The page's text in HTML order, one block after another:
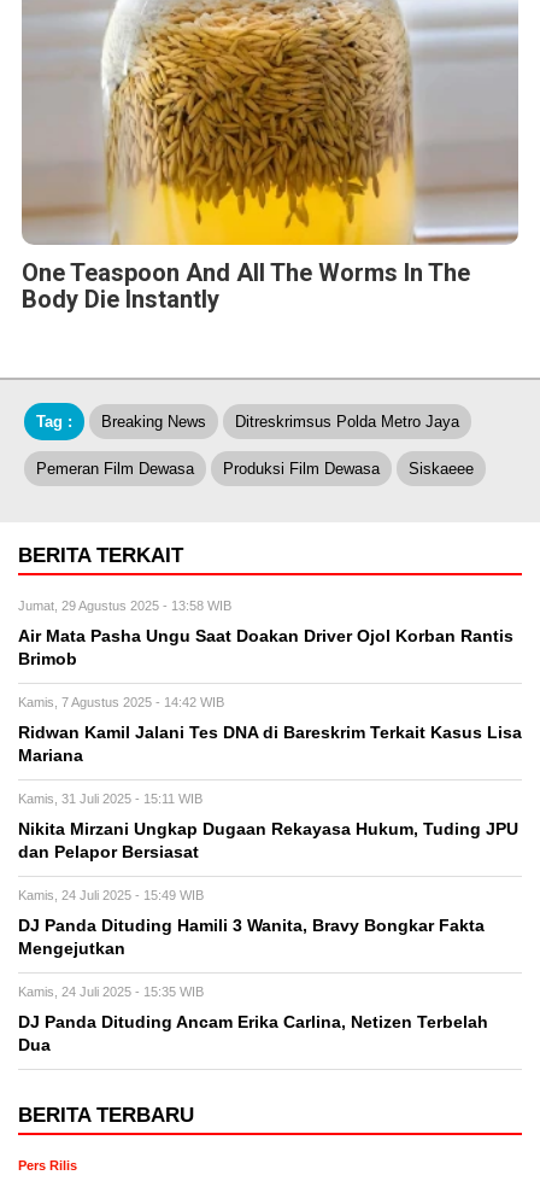
One Teaspoon And All The Worms In The
Body Die Instantly
Tag : Breaking News Ditreskrimsus Polda Metro Jaya
Pemeran Film Dewasa Produksi Film Dewasa Siskaeee
BERITA TERKAIT
Jumat, 29 Agustus 2025 - 13:58 WIB
Air Mata Pasha Ungu Saat Doakan Driver Ojol Korban Rantis
Brimob
Kamis, 7 Agustus 2025 - 14:42 WIB
Ridwan Kamil Jalani Tes DNA di Bareskrim Terkait Kasus Lisa
Mariana
Kamis, 31 Juli 2025 - 15:11 WIB
Nikita Mirzani Ungkap Dugaan Rekayasa Hukum, Tuding JPU
dan Pelapor Bersiasat
Kamis, 24 Juli 2025 - 15:49 WIB
DJ Panda Dituding Hamili 3 Wanita, Bravy Bongkar Fakta
Mengejutkan
Kamis, 24 Juli 2025 - 15:35 WIB
DJ Panda Dituding Ancam Erika Carlina, Netizen Terbelah
Dua
BERITA TERBARU
Pers Rilis